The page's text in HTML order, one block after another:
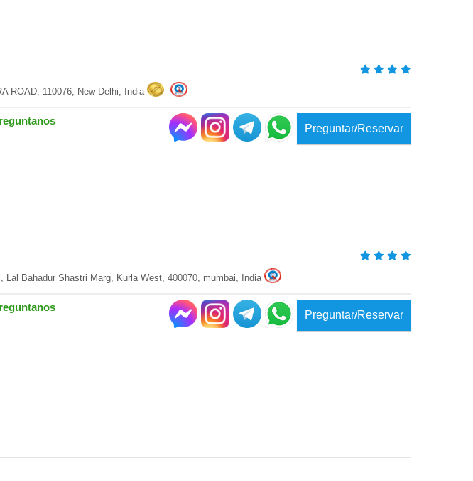
ROAD, 110076, New Delhi, India
Preguntar/Reservar
Lal Bahadur Shastri Marg, Kurla West, 400070, mumbai, India
Preguntar/Reservar